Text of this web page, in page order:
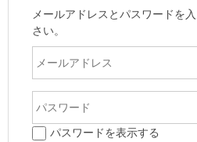
メールアドレスとパスワードを
さい。
パスワードを表示する